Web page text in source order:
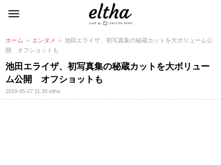
ホーム ＞ エンタメ ＞ 池田エライザ、初写真集の秘蔵カットを大ボリューム公
開 オフショットも
池田エライザ、初写真集の秘蔵カットを大ボリュー
ム公開 オフショットも
2019-05-27 11:30eltha